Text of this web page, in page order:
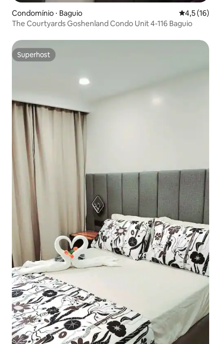
Condomínio ⋅ Baguio 4,5 de uma
4,5 (16)
The Courtyards Goshenland Condo Unit 4-116 Baguio
Superhost
Superhost